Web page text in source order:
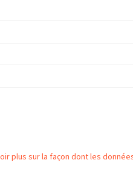
plus sur la façon dont les